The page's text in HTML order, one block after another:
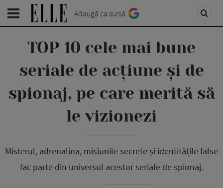
Adaugă ca sursă
TOP 10 cele mai bune
seriale de acțiune și de
spionaj, pe care merită să
le vizionezi
Misterul, adrenalina, misiunile secrete și identitățile false
fac parte din universul acestor seriale de spionaj.